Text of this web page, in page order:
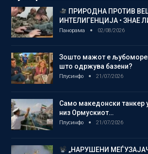
ПРИРОДНА ПРОТИВ
ИНТЕЛИГЕНЦИЈА • ЗНАЕ
Панорама 02/08/2026
Зошто мажот е
што одржува базени?
Плусинфо 21/07/2026
Само македонски танкер
низ Ормускиот…
Плусинфо 21/07/2026
„НАРУШЕНИ